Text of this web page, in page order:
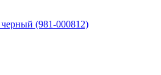
(981-000812)